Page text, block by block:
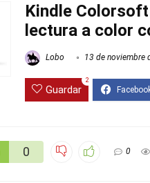
Kindle
lectura a color
Lobo 13 de noviembre
Guardar
2
0 0